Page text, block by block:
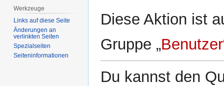
Diese Aktion ist
Gruppe „Benutzer
Du kannst den
Werkzeuge
Links auf diese Seite
Änderungen an
verlinkten Seiten
Spezialseiten
Seiten­­informationen